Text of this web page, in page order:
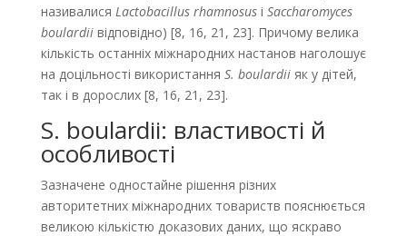
називалися Lactоbacillus rhamnosusі Saccharomyces
boulardiiвідповідно) [8, 16, 21, 23]. Причому велика
кількість останніх міжнародних настанов наголошує
на доцільності використання S. boulardii як у дітей,
так і в дорослих [8, 16, 21, 23].
S. boulardii: властивості й
особливості
Зазначене одностайне рішення різних
авторитетних міжнародних товариств пояснюється
великою кількістю доказових даних, що яскраво